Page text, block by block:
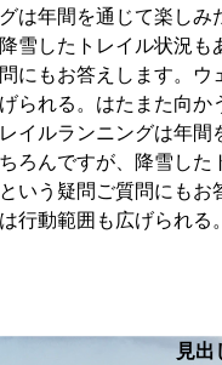
は年間を通じて楽し
雪したトレイル状況
にもお答えします。
られる。はたまた向
イルランニングは年
ろんですが、降雪し
いう疑問ご質問にも
行動範囲も広げられ
見出